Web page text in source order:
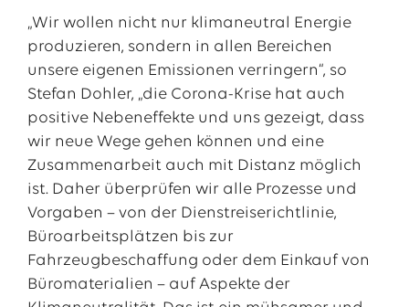
„Wir wollen nicht nur klimaneutral Energie
produzieren, sondern in allen Bereichen
unsere eigenen Emissionen verringern“, so
Stefan Dohler, „die Corona-Krise hat auch
positive Nebeneffekte und uns gezeigt, dass
wir neue Wege gehen können und eine
Zusammenarbeit auch mit Distanz möglich
ist. Daher überprüfen wir alle Prozesse und
Vorgaben – von der Dienstreiserichtlinie,
Büroarbeitsplätzen bis zur
Fahrzeugbeschaffung oder dem Einkauf von
Büromaterialien – auf Aspekte der